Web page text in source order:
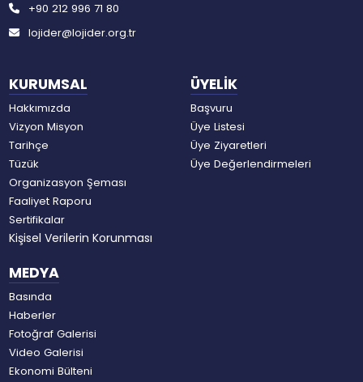
KURUMSAL
Hakkımızda
Vizyon Misyon
Tarihçe
Tüzük
Organizasyon Şeması
Faaliyet Raporu
Sertifikalar
Kişisel Verilerin Korunması
ÜYELİK
Başvuru
Üye Listesi
Üye Ziyaretleri
Üye Değerlendirmeleri
MEDYA
Basında
Haberler
Fotoğraf Galerisi
Video Galerisi
Ekonomi Bülteni
+90 212 996 71 80
lojider@lojider.org.tr